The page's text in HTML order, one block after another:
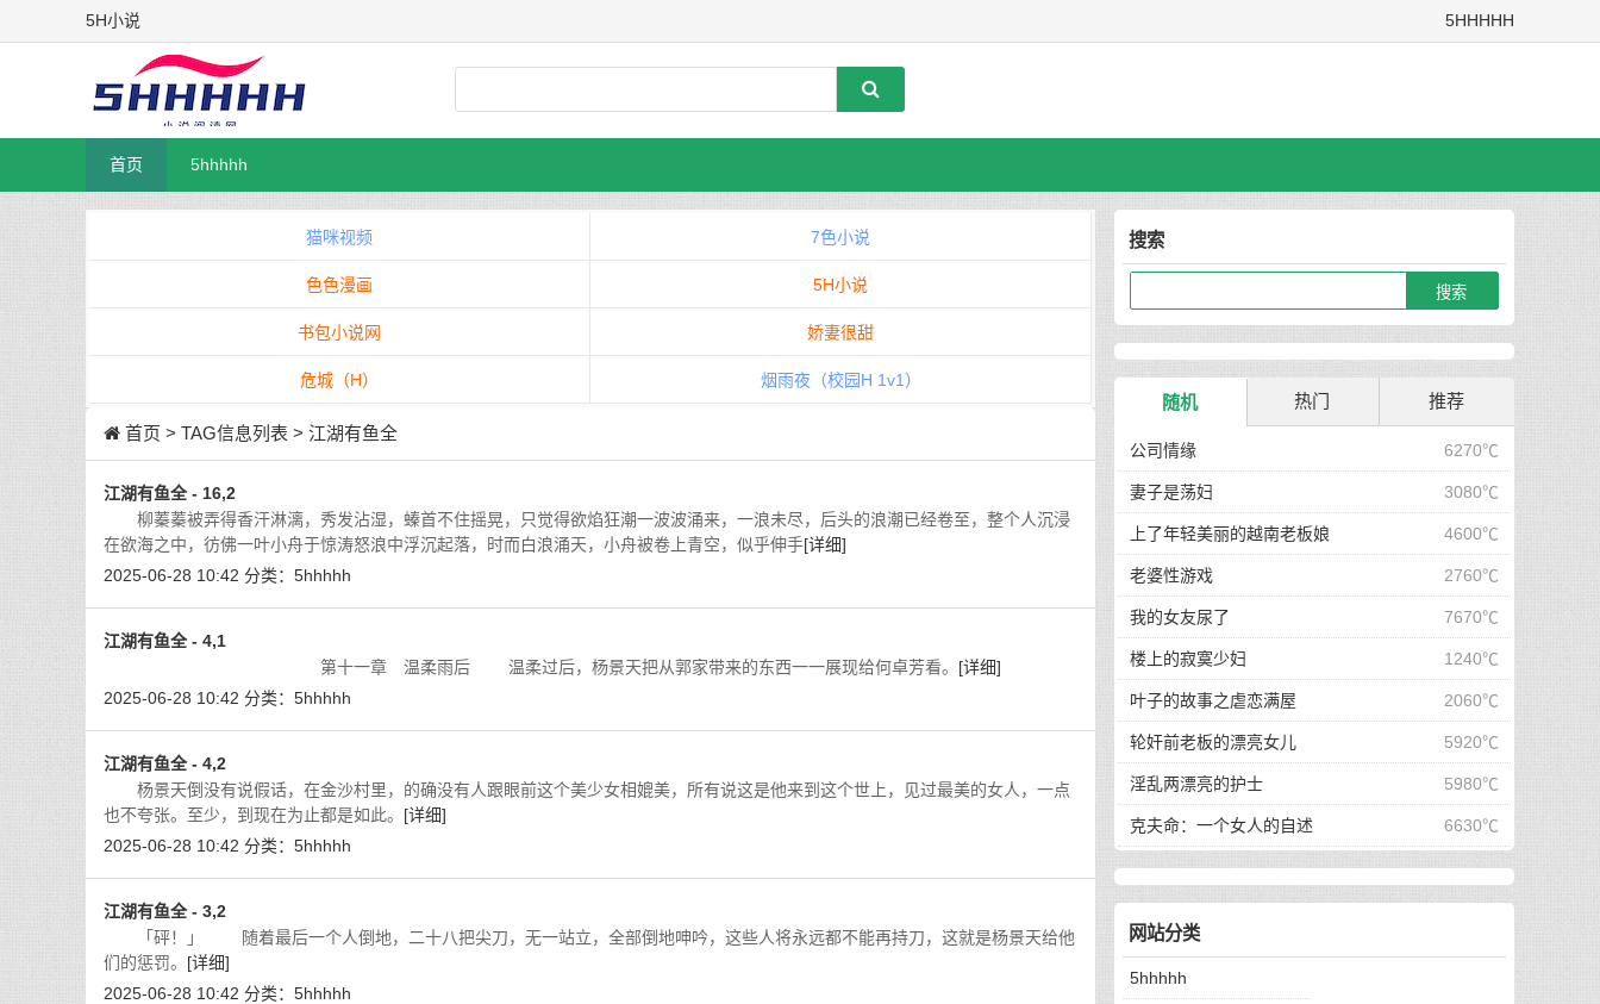
5H小说 5HHHHH
首页 5hhhhh
猫咪视频 7色小说
色色漫画 5H小说
书包小说网 娇妻很甜
危城（H） 烟雨夜（校园H 1v1）
首页 > TAG信息列表 > 江湖有鱼全
江湖有鱼全 - 16,2
柳蓁蓁被弄得香汗淋漓，秀发沾湿，螓首不住摇晃，只觉得欲焰狂潮一波波涌来，一浪未尽，后头的浪潮已经卷至，整个人沉浸
在欲海之中，彷佛一叶小舟于惊涛怒浪中浮沉起落，时而白浪涌天，小舟被卷上青空，似乎伸手[详细]
2025-06-28 10:42 分类： 5hhhhh
江湖有鱼全 - 4,1
第十一章 温柔雨后 温柔过后，杨景天把从郭家带来的东西一一展现给何卓芳看。 [详细]
2025-06-28 10:42 分类： 5hhhhh
江湖有鱼全 - 4,2
杨景天倒没有说假话，在金沙村里，的确没有人跟眼前这个美少女相媲美，所有说这是他来到这个世上，见过最美的女人，一点
也不夸张。至少，到现在为止都是如此。 [详细]
2025-06-28 10:42 分类： 5hhhhh
江湖有鱼全 - 3,2
「砰！」 随着最后一个人倒地，二十八把尖刀，无一站立，全部倒地呻吟，这些人将永远都不能再持刀，这就是杨景天给他
们的惩罚。 [详细]
2025-06-28 10:42 分类： 5hhhhh
搜索
随机 热门 推荐
6270℃
公司情缘
3080℃
妻子是荡妇
4600℃
上了年轻美丽的越南老板娘
2760℃
老婆性游戏
7670℃
我的女友尿了
1240℃
楼上的寂寞少妇
2060℃
叶子的故事之虐恋满屋
5920℃
轮奸前老板的漂亮女儿
5980℃
淫乱两漂亮的护士
6630℃
克夫命：一个女人的自述
网站分类
5hhhhh